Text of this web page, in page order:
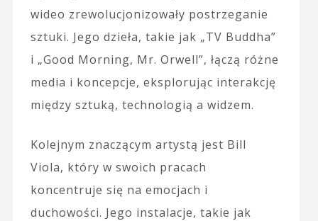
wideo zrewolucjonizowały postrzeganie
sztuki. Jego dzieła, takie jak „TV Buddha”
i „Good Morning, Mr. Orwell”, łączą różne
media i koncepcje, eksplorując interakcję
między sztuką, technologią a widzem.
Kolejnym znaczącym artystą jest Bill
Viola, który w swoich pracach
koncentruje się na emocjach i
duchowości. Jego instalacje, takie jak